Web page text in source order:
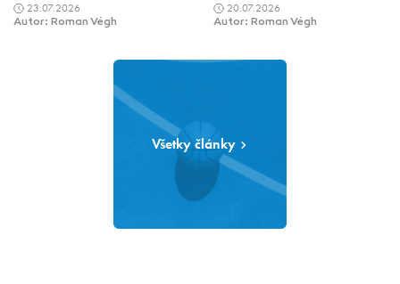
23.07.2026
Autor: Roman Végh
20.07.2026
Autor: Roman Végh
Všetky články